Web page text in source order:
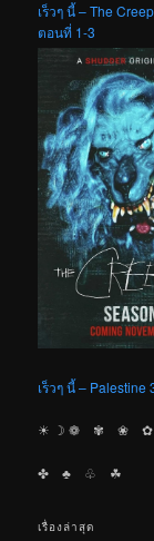
เร็วๆ นี้ – The
ตอนที่ 1-3
เร็วๆ นี้ – Palestine
☀︎ ☽ ❁ ✾ ❀ ✿
✤ ♣︎ ♧ ☘︎
เรื่องล่าสุด